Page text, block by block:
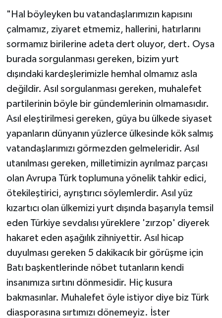
"Hal böyleyken bu vatandaşlarımızın kapısını
çalmamız, ziyaret etmemiz, hallerini, hatırlarını
sormamız birilerine adeta dert oluyor, dert. Oysa
burada sorgulanması gereken, bizim yurt
dışındaki kardeşlerimizle hemhal olmamız asla
değildir. Asıl sorgulanması gereken, muhalefet
partilerinin böyle bir gündemlerinin olmamasıdır.
Asıl eleştirilmesi gereken, güya bu ülkede siyaset
yapanların dünyanın yüzlerce ülkesinde kök salmış
vatandaşlarımızı görmezden gelmeleridir. Asıl
utanılması gereken, milletimizin ayrılmaz parçası
olan Avrupa Türk toplumuna yönelik tahkir edici,
ötekileştirici, ayrıştırıcı söylemlerdir. Asıl yüz
kızartıcı olan ülkemizi yurt dışında başarıyla temsil
eden Türkiye sevdalısı yüreklere 'zırzop' diyerek
hakaret eden aşağılık zihniyettir. Asıl hicap
duyulması gereken 5 dakikacık bir görüşme için
Batı başkentlerinde nöbet tutanların kendi
insanımıza sırtını dönmesidir. Hiç kusura
bakmasınlar. Muhalefet öyle istiyor diye biz Türk
diasporasına sırtımızı dönemeyiz. İster